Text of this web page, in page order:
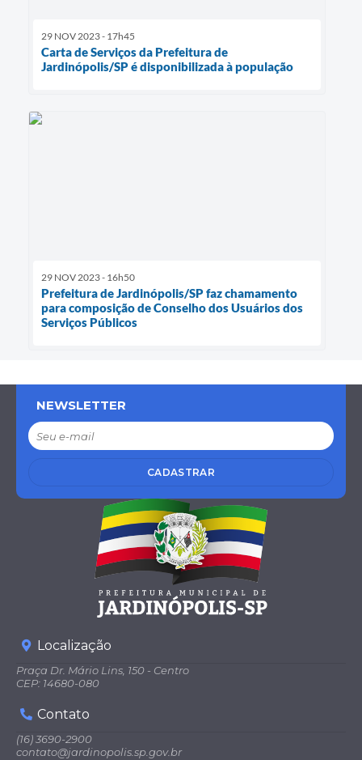
29 NOV 2023 - 17h45
Carta de Serviços da Prefeitura de
Jardinópolis/SP é disponibilizada à população
29 NOV 2023 - 16h50
Prefeitura de Jardinópolis/SP faz chamamento
para composição de Conselho dos Usuários dos
Serviços Públicos
NEWSLETTER
CADASTRAR
Localização
Praça Dr. Mário Lins, 150 - Centro
CEP: 14680-080
Contato
(16) 3690-2900
contato@jardinopolis.sp.gov.br